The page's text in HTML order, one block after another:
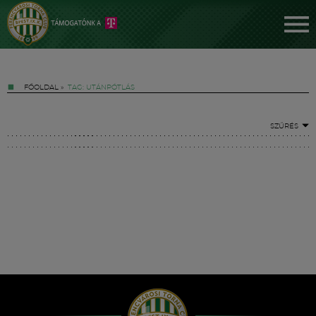
FŐOLDAL » TAG: UTÁNPÓTLÁS
SZŰRÉS
Hírek